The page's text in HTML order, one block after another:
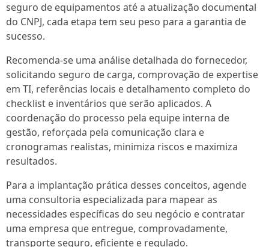
seguro de equipamentos até a atualização documental
do CNPJ, cada etapa tem seu peso para a garantia de
sucesso.
Recomenda-se uma análise detalhada do fornecedor,
solicitando seguro de carga, comprovação de expertise
em TI, referências locais e detalhamento completo do
checklist e inventários que serão aplicados. A
coordenação do processo pela equipe interna de
gestão, reforçada pela comunicação clara e
cronogramas realistas, minimiza riscos e maximiza
resultados.
Para a implantação prática desses conceitos, agende
uma consultoria especializada para mapear as
necessidades específicas do seu negócio e contratar
uma empresa que entregue, comprovadamente,
transporte seguro, eficiente e regulado.